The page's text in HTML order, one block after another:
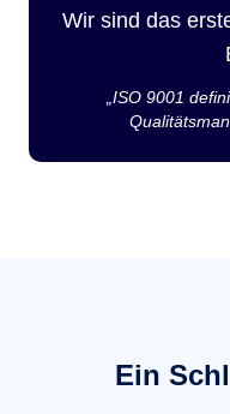
Wir sind das
„ISO 9001
Ein